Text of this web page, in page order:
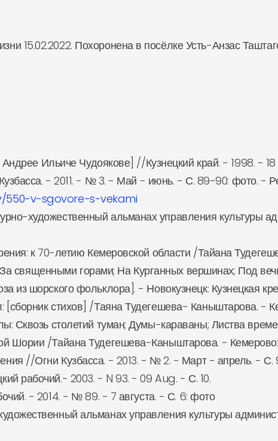
15.02.2022. Похоронена в посёлке Усть-Анзас
Андрее Ильиче Чудоякове] //Кузнецкий край. - 1998. -
- 2011. - № 3. - Май - июнь. - С. 89-90: фото. -
550-v-sgovore-s-vekami
художественный альманах управления культуры
к 70-летию Кемеровской области /Тайана
священными горами; На Курганных вершинах; Под
из шорского фольклора]. - Новокузнецк: Кузнецкая
[сборник стихов] /Таяна Тудегешева- Каныштарова. -
Сквозь столетий туман; Думы-караваны; Листва
Шории /Тайана Тудегешева-Каныштарова. - Кемерово:
//Огни Кузбасса. - 2013. - № 2. - Март - апрель. -
рабочий.- 2003. - N 93. - 09 Aug. - С. 10.
- 2014. - № 89. - 7 августа. - С. 6: фото
альманах управления культуры